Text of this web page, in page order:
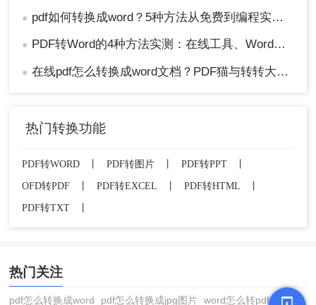
● pdf如何转换成word？5种方法从免费到编程实测对比！
● PDF转Word的4种方法实测：在线工具、Word、Adobe与开源软件对比！！
● 在线pdf怎么转换成word文档？PDF猫与转转大师2种在线工具使用指南与功能对比！
热门转换功能
PDF转WORD PDF转图片 PDF转PPT
OFD转PDF
PDF转EXCEL PDF转HTML
PDF转TXT
热门关注
pdf怎么转换成word pdf怎么转换成jpg图片 word怎么转pdf